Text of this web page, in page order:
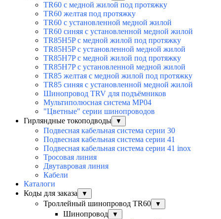
TR60 с медной жилой под протяжку
TR60 желтая под протяжку
TR60 с установленной медной жилой
TR60 синяя с установленной медной жилой
TR85H5P с медной жилой под протяжку
TR85H5P с установленной медной жилой
TR85H7P с медной жилой под протяжку
TR85H7P с установленной медной жилой
TR85 желтая с медной жилой под протяжку
TR85 синяя с установленной медной жилой
Шинопровод TRV для подъёмников
Мультиполюсная система MP04
"Цветные" серии шинопроводов
Гирляндные токоподводы
▼
Подвесная кабельная система серии 30
Подвесная кабельная система серии 41
Подвесная кабельная система серии 41 inox
Тросовая линия
Двутавровая линия
Кабели
Каталоги
Коды для заказа
▼
Троллейный шинопровод TR60 ▼
Шинопровод ▼